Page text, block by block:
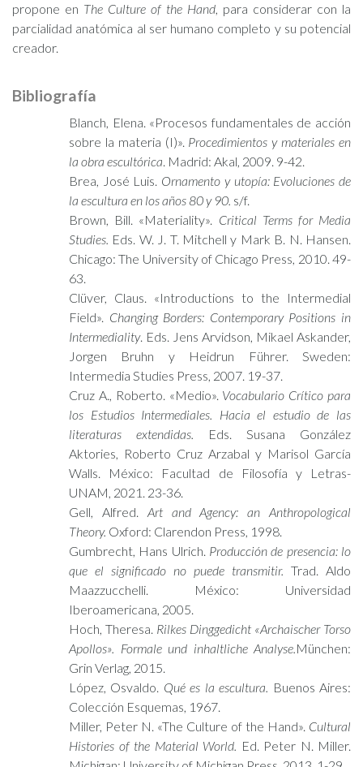
propone en The Culture of the Hand, para considerar con la
parcialidad anatómica al ser humano completo y su potencial
creador.
Bibliografía
Blanch, Elena. «Procesos fundamentales de acción
sobre la materia (I)». Procedimientos y materiales en
la obra escultórica. Madrid: Akal, 2009. 9-42.
Brea, José Luis. Ornamento y utopía: Evoluciones de
la escultura en los años 80 y 90. s/f.
Brown, Bill. «Materiality». Critical Terms for Media
Studies. Eds. W. J. T. Mitchell y Mark B. N. Hansen.
Chicago: The University of Chicago Press, 2010. 49-
63.
Clüver, Claus. «Introductions to the Intermedial
Field». Changing Borders: Contemporary Positions in
Intermediality. Eds. Jens Arvidson, Mikael Askander,
Jorgen Bruhn y Heidrun Führer. Sweden:
Intermedia Studies Press, 2007. 19-37.
Cruz A., Roberto. «Medio». Vocabulario Crítico para
los Estudios Intermediales. Hacia el estudio de las
literaturas extendidas. Eds. Susana González
Aktories, Roberto Cruz Arzabal y Marisol García
Walls. México: Facultad de Filosofía y Letras-
UNAM, 2021. 23-36.
Gell, Alfred. Art and Agency: an Anthropological
Theory. Oxford: Clarendon Press, 1998.
Gumbrecht, Hans Ulrich. Producción de presencia: lo
que el significado no puede transmitir. Trad. Aldo
Maazzucchelli. México: Universidad
Iberoamericana, 2005.
Hoch, Theresa. Rilkes Dinggedicht «Archaischer Torso
Apollos». Formale und inhaltliche Analyse.München:
Grin Verlag, 2015.
López, Osvaldo. Qué es la escultura. Buenos Aires:
Colección Esquemas, 1967.
Miller, Peter N. «The Culture of the Hand». Cultural
Histories of the Material World. Ed. Peter N. Miller.